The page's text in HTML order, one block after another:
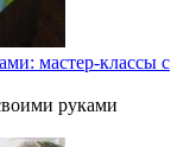
мастер-классы с
руками